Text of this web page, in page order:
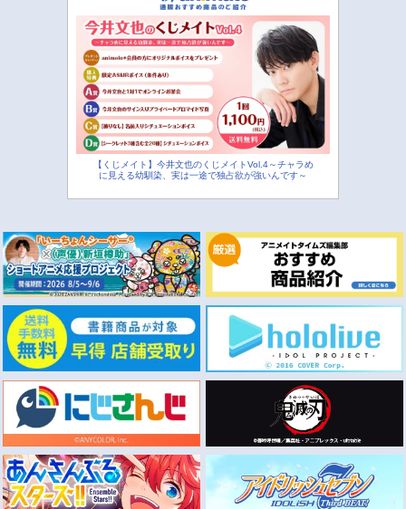
【くじメイト】今井文也のくじメイトVol.4～チャラめ
に見える幼馴染、実は一途で独占欲が強いんです～